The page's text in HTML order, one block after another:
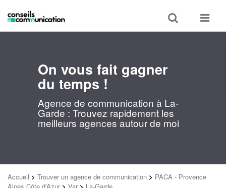
Toggle
search
Toggle
On vous fait gagner
du temps !
Agence de communication à La-
Garde : Trouvez rapidement les
meilleurs agences autour de moi
Accueil > Trouver un agence de communication > PACA - Provence